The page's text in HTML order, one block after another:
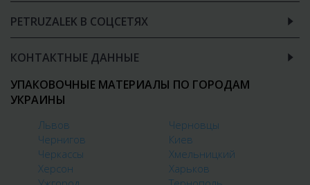
PETRUZALEK В СОЦСЕТЯХ
КОНТАКТНЫЕ ДАННЫЕ
УПАКОВОЧНЫЕ МАТЕРИАЛЫ ПО ГОРОДАМ
УКРАИНЫ
Львов
Черновцы
Чернигов
Киев
Черкассы
Хмельницкий
Херсон
Харьков